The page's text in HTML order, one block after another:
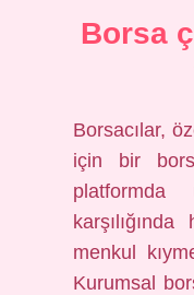
Borsa
Borsacılar,
için bir
menkul
Kurumsal